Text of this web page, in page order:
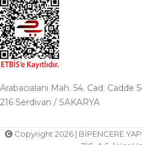
Arabacıalanı Mah. 54. Cad. Cadde
216 Serdivan / SAKARYA
Copyright 2026 | BİPENCERE